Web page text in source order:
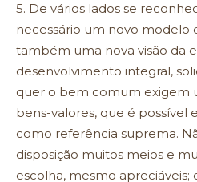
5. De vários lados se
necessário um novo modelo
também uma nova visão da
desenvolvimento integral,
quer o bem comum exigem
bens-valores, que é possível
como referência suprema.
disposição muitos meios e
escolha, mesmo